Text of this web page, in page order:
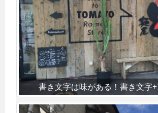
書き文字は味がある！書き文字